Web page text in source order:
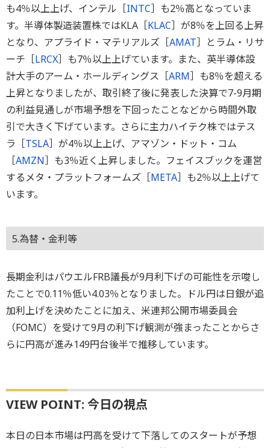
も4％以上上げ、インテル［INTC］も2％高となっていま
す。半導体製造装置株ではKLA［KLAC］が8％を上回る上昇
となり、アプライド・マテリアルズ［AMAT］とラム・リサ
ーチ［LRCX］も7％以上上げています。また、英半導体設
計大手のアーム・ホールディングス［ARM］も8％を超える
上昇となりましたが、取引終了後に発表した決算で7-9月期
の利益見通しが市場予想を下回ったことなどから時間外取
引で大きく下げています。さらに主力ハイテク株ではテス
ラ［TSLA］が4％以上上げ、アマゾン・ドット・コム
［AMZN］も3％近く上昇しました。フェイスブックを運営
するメタ・プラットフォームズ［META］も2％以上上げて
います。
5.為替・金利等
長期金利はパウエルFRB議長が9月利下げの可能性を示唆し
たことで0.11％低い4.03％となりました。ドル円は日銀が追
加利上げを決めたことに加え、米連邦公開市場委員会
（FOMC）を受けて9月の利下げ観測が強まったことからさ
らに円高が進み149円台後半で推移しています。
VIEW POINT: 今日の視点
本日の日本市場は円高を受けて下落してのスタートが予想